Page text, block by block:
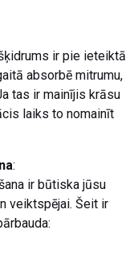
ir pie ieteiktā
absorbē mitrumu,
tas ir mainījis krāsu
laiks to nomainīt
:
ir būtiska jūsu
veiktspējai. Šeit ir